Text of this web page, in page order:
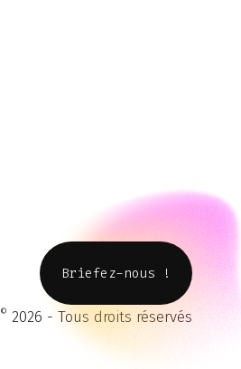
Briefez-nous !
© 2026 - Tous droits réservés